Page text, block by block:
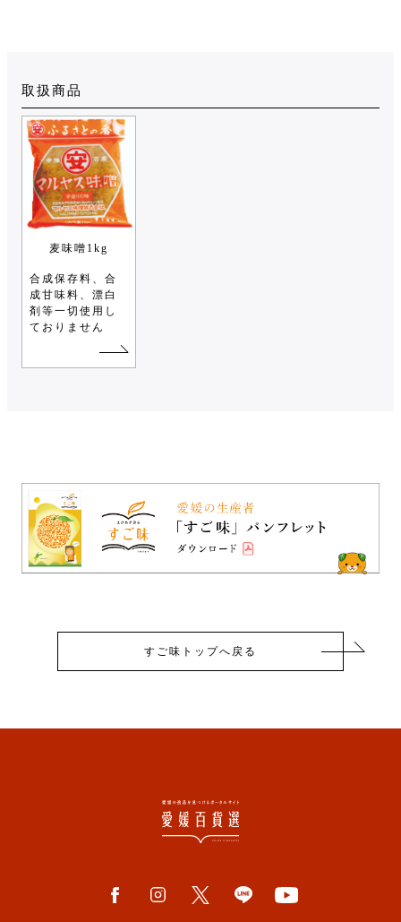
取扱商品
麦味噌1kg
合成保存料、合
成甘味料、漂白
剤等一切使用し
ておりません
すご味トップへ戻る